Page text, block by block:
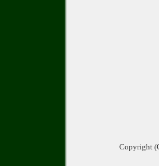
Copyright